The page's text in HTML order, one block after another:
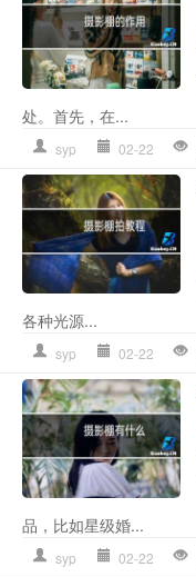
处。首先，在...
syp 02-22
各种光源...
syp 02-22
品，比如星级婚...
syp 02-22